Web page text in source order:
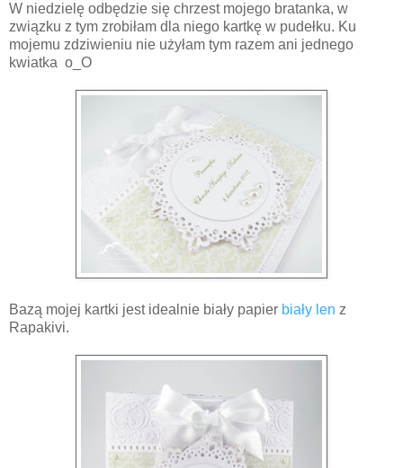
W niedzielę odbędzie się chrzest mojego bratanka, w
związku z tym zrobiłam dla niego kartkę w pudełku. Ku
mojemu zdziwieniu nie użyłam tym razem ani jednego
kwiatka o_O
Bazą mojej kartki jest idealnie biały papier biały len z
Rapakivi.